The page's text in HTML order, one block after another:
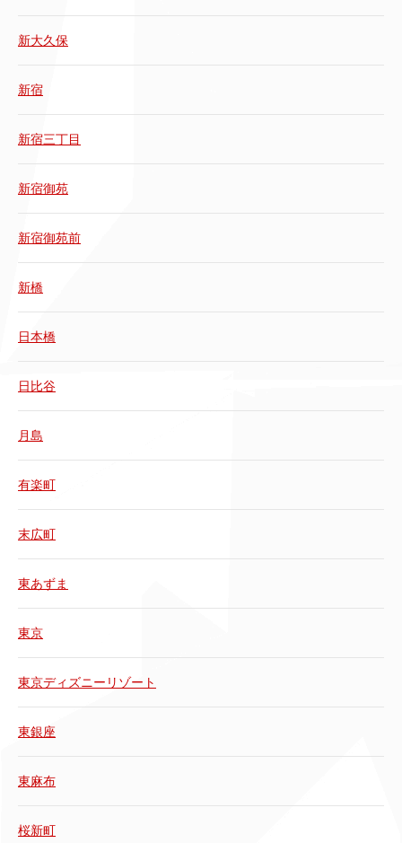
新大久保
新宿
新宿三丁目
新宿御苑
新宿御苑前
新橋
日本橋
日比谷
月島
有楽町
末広町
東あずま
東京
東京ディズニーリゾート
東銀座
東麻布
桜新町